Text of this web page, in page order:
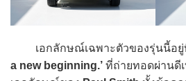
เอกลักษณ์เฉพาะตัวของรุ่นนี้อยู่
a new beginning.’ ที่ถ่ายทอดผ่านดี